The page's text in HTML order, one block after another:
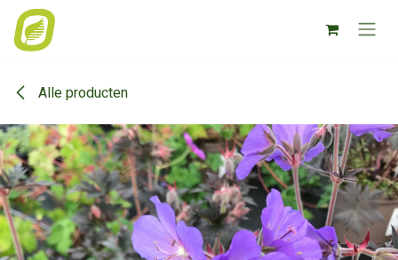
Overslaan naar inhoud
Alle producten